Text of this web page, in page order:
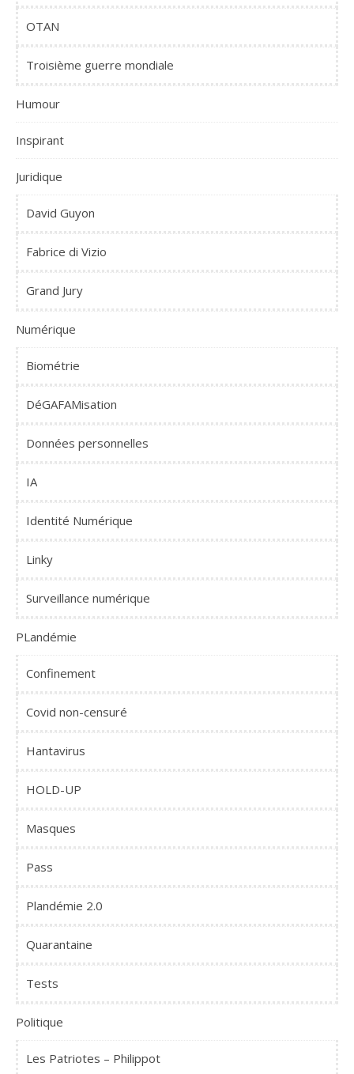
OTAN
Troisième guerre mondiale
Humour
Inspirant
Juridique
David Guyon
Fabrice di Vizio
Grand Jury
Numérique
Biométrie
DéGAFAMisation
Données personnelles
IA
Identité Numérique
Linky
Surveillance numérique
PLandémie
Confinement
Covid non-censuré
Hantavirus
HOLD-UP
Masques
Pass
Plandémie 2.0
Quarantaine
Tests
Politique
Les Patriotes – Philippot